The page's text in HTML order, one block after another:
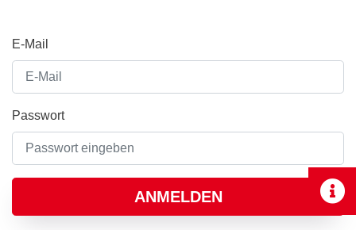
E-Mail
Passwort
ANMELDEN